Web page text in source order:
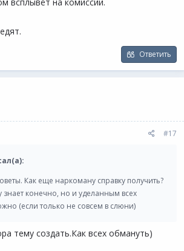
Ответить
#17
Как еще наркоману справку получить?
знает конечно, но и уделанным всех
(если только не совсем в слюни)
тему создать.Как всех обмануть)